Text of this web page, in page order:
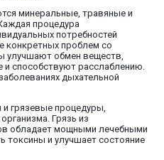
минеральные, травяные и
процедура
потребностей
конкретных проблем со
улучшают обмен веществ,
способствуют расслаблению.
дыхательной
грязевые процедуры,
Грязь из
обладает мощными лечебными
токсины и улучшает состояние